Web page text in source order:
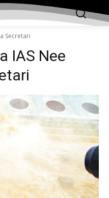
Secretari
IAS Nee